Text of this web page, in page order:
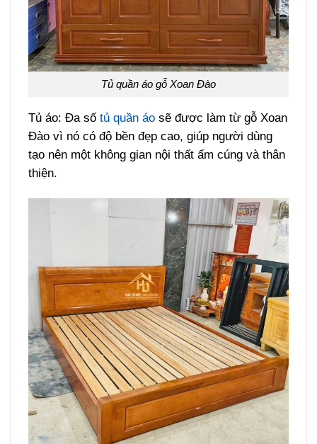
Tủ quần áo gỗ Xoan Đào
Tủ áo: Đa sốtủ quần áo sẽ được làm từ gỗ Xoan
Đào vì nó có độ bền đẹp cao, giúp người dùng
tạo nên một không gian nội thất ấm cúng và thân
thiện.